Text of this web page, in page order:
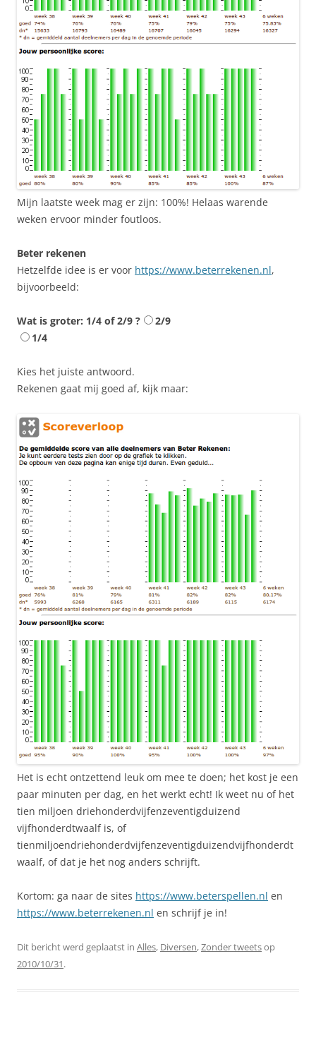
Mijn laatste week mag er zijn: 100%! Helaas warende
weken ervoor minder foutloos.
Beter rekenen
Hetzelfde idee is er voor https://www.beterrekenen.nl,
bijvoorbeeld:
Wat is groter: 1/4 of 2/9 ?
2/9
1/4
Kies het juiste antwoord.
Rekenen gaat mij goed af, kijk maar:
Het is echt ontzettend leuk om mee te doen; het kost je een
paar minuten per dag, en het werkt echt! Ik weet nu of het
tien miljoen driehonderdvijfenzeventigduizend
vijfhonderdtwaalf is, of
tienmiljoendriehonderdvijfenzeventigduizendvijfhonderdt
waalf, of dat je het nog anders schrijft.
Kortom: ga naar de sites https://www.beterspellen.nl en
https://www.beterrekenen.nl en schrijf je in!
Dit bericht werd geplaatst in Alles, Diversen,Zonder tweetsop
2010/10/31.